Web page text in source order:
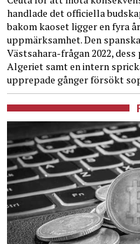
handlade det officiella
bakom kaoset ligger en fyra
uppmärksamhet. Den
Västsahara-frågan 2022,
Algeriet samt en intern
upprepade gånger försökt